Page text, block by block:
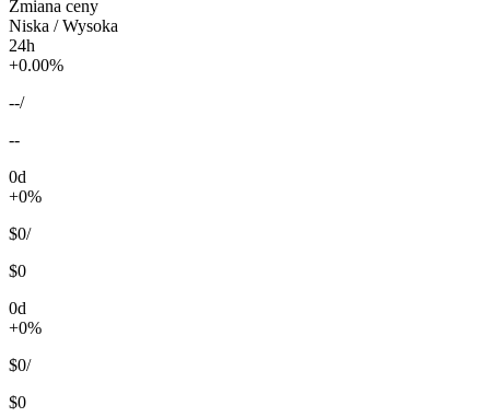
Zmiana ceny
Niska / Wysoka
24h
+0.00%
--/
--
0d
+0%
$0/
$0
0d
+0%
$0/
$0